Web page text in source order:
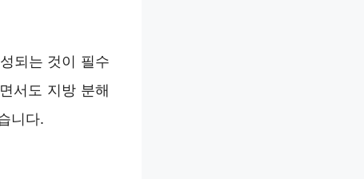
되는 것이 필수
서도 지방 분해
니다.